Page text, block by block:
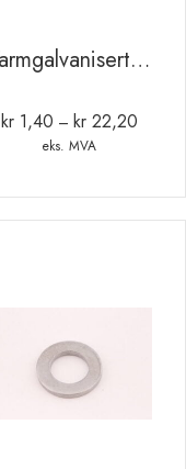
Varmgalvanisert mutter
kr1,40 – kr22,20
kr
eks. MVA